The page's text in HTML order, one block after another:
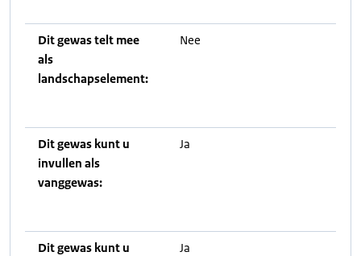
Dit gewas telt mee
als
landschapselement:
Nee
Dit gewas kunt u
invullen als
vanggewas:
Ja
Dit gewas kunt u
Ja